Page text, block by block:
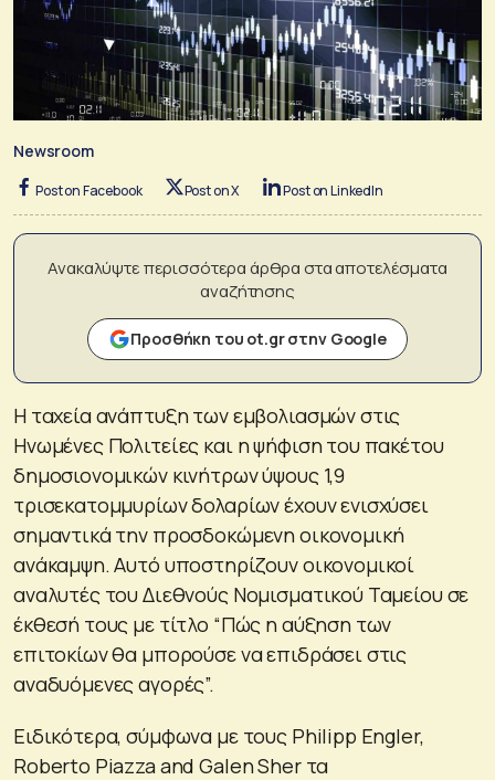
Newsroom
Post on Facebook Post on X Post on LinkedIn
Ανακαλύψτε περισσότερα άρθρα στα αποτελέσματα
αναζήτησης
Προσθήκη του ot.gr στην Google
Η ταχεία ανάπτυξη των εμβολιασμών στις
Ηνωμένες Πολιτείες και η ψήφιση του πακέτου
δημοσιονομικών κινήτρων ύψους 1,9
τρισεκατομμυρίων δολαρίων έχουν ενισχύσει
σημαντικά την προσδοκώμενη οικονομική
ανάκαμψη. Αυτό υποστηρίζουν οικονομικοί
αναλυτές του Διεθνούς Νομισματικού Ταμείου σε
έκθεσή τους με τίτλο “Πώς η αύξηση των
επιτοκίων θα μπορούσε να επιδράσει στις
αναδυόμενες αγορές”.
Ειδικότερα, σύμφωνα με τους Philipp Engler,
Roberto Piazza and Galen Sher τα